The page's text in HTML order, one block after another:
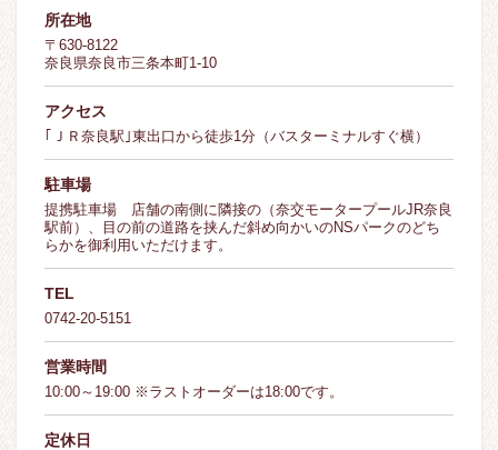
所在地
〒630-8122
奈良県奈良市三条本町1-10
アクセス
｢ＪＲ奈良駅｣東出口から徒歩1分（バスターミナルすぐ横）
駐車場
提携駐車場 店舗の南側に隣接の（奈交モータープールJR奈良
駅前）、目の前の道路を挟んだ斜め向かいのNSパークのどち
らかを御利用いただけます。
TEL
0742-20-5151
営業時間
10:00～19:00 ※ラストオーダーは18:00です。
定休日